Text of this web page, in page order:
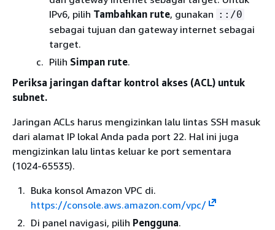
IPv6, pilih Tambahkan rute, gunakan ::/0
sebagai tujuan dan gateway internet sebagai
target.
Pilih Simpan rute.
Periksa jaringan daftar kontrol akses (ACL) untuk
subnet.
Jaringan ACLs harus mengizinkan lalu lintas SSH masuk
dari alamat IP lokal Anda pada port 22. Hal ini juga
mengizinkan lalu lintas keluar ke port sementara
(1024-65535).
Buka konsol Amazon VPC di.
https://console.aws.amazon.com/vpc/
Di panel navigasi, pilih Pengguna.